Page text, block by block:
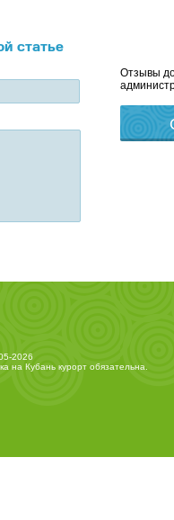
статье
Отзывы
2026
на Кубань курортобязательна.